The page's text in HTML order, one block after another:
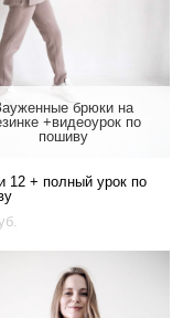
брюки на
+видеоурок по
пошиву
12 + полный урок по